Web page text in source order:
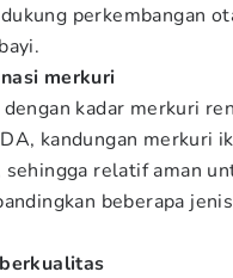
perkembangan
merkuri
kadar merkuri
kandungan merkuri
relatif aman
beberapa